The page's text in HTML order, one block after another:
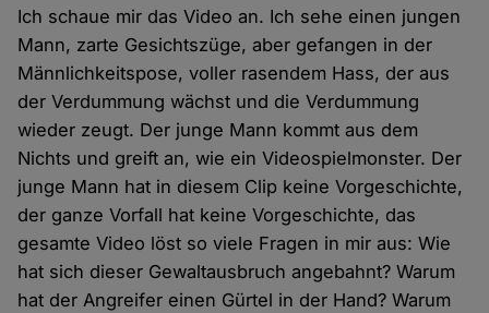
Ich schaue mir das Video an. Ich sehe einen jungen
Mann, zarte Gesichtszüge, aber gefangen in der
Männlichkeitspose, voller rasendem Hass, der aus
der Verdummung wächst und die Verdummung
wieder zeugt. Der junge Mann kommt aus dem
Nichts und greift an, wie ein Videospielmonster. Der
junge Mann hat in diesem Clip keine Vorgeschichte,
der ganze Vorfall hat keine Vorgeschichte, das
gesamte Video löst so viele Fragen in mir aus: Wie
hat sich dieser Gewaltausbruch angebahnt? Warum
hat der Angreifer einen Gürtel in der Hand? Warum